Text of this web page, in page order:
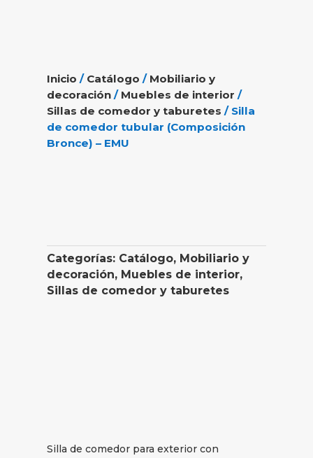
Inicio / Catálogo / Mobiliario y
decoración / Muebles de interior /
Sillas de comedor y taburetes / Silla
de comedor tubular (Composición
Bronce) – EMU
Categorías: Catálogo, Mobiliario y
decoración, Muebles de interior,
Sillas de comedor y taburetes
Silla de comedor para exterior con